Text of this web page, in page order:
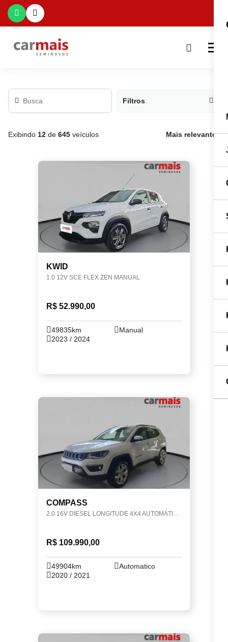
Filtros
Exibindo 12 de 645 veículos Mais relevante
KWID
1.0 12V SCE FLEX ZEN MANUAL
R$ 52.990,00
49835km
Manual
2023 / 2024
COMPASS
2.0 16V DIESEL LONGITUDE 4X4 AUTOMÁTICO
R$ 109.990,00
49904km
Automatico
2020 / 2021